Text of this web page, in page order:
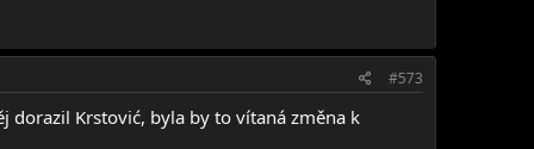
#573
dorazil Krstović, byla by to vítaná změna k